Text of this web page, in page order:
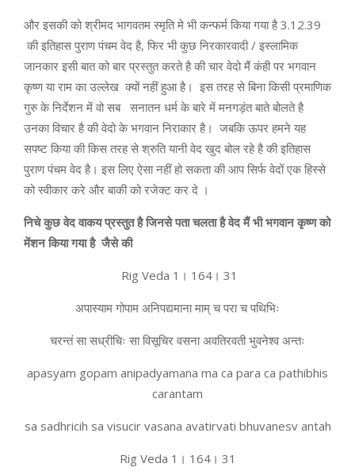
और इसकी को श्रीमद भागवतम स्मृति मे भी कन्फर्म किया गया है 3.12.39
की इतिहास पुराण पंचम वेद है, फिर भी कुछ निरकारवादी / इस्लामिक
जानकार इसी बात को बार प्रस्तुत करते है की चार वेदो मैं कंही पर भगवान
कृष्ण या राम का उल्लेख क्यों नहीं हुआ है। इस तरह से बिना किसी प्रमाणिक
गुरु के निर्देशन में वो सब सनातन धर्म के बारे में मनगड़ंत बाते बोलते है
उनका विचार है की वेदो के भगवान निराकार है। जबकि ऊपर हमने यह
सपष्ट किया की किस तरह से श्रुति यानी वेद खुद बोल रहे है की इतिहास
पुराण पंचम वेद है। इस लिए ऐसा नहीं हो सकता की आप सिर्फ वेदों एक हिस्से
को स्वीकार करे और बाकी को रजेक्ट कर दे ।
निचे कुछ वेद वाकय प्रस्तुत है जिनसे पता चलता है वेद मैं भी भगवान कृष्ण को
मेंशन किया गया है जैसे की
Rig Veda 1। 164। 31
अपास्याम गोपाम अनिपद्यमाना माम् च परा च पथिभिः
चरन्तं सा सध्रीचिः सा विसूचिर वसना अवतिरवती भुवनेश्व अन्तः
apasyam gopam anipadyamana ma ca para ca pathibhis
carantam
sa sadhricih sa visucir vasana avatirvati bhuvanesv antah
Rig Veda 1। 164। 31